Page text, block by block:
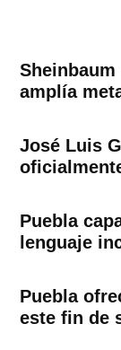
amplía
José Luis
Puebla
lenguaje
Puebla
este fin de